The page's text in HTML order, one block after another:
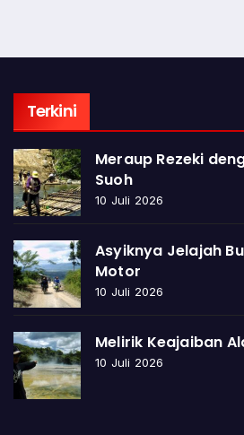
Terkini
Meraup Rezeki
Suoh
10 Juli 2026
Asyiknya Jelajah
Motor
10 Juli 2026
Melirik Keajaiban
10 Juli 2026